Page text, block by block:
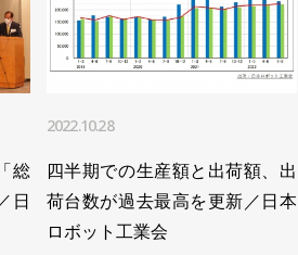
工業会
ボット工業会
ト工業会 2022年統計
通し／日本ロボット工業会
日本ロボット工業会
総
日
2022.10.28
四半期での生産額と出荷額、出
荷台数が過去最高を更新／日本
ロボット工業会